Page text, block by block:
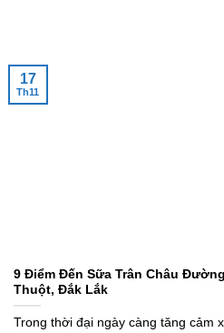
9 Điểm Đến Sữa Trân Châu
Thuột, Đắk Lắk
Trong thời đại ngày càng tăng cảm
17
Th11